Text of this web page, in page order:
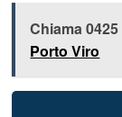
Chiama
Porto Viro